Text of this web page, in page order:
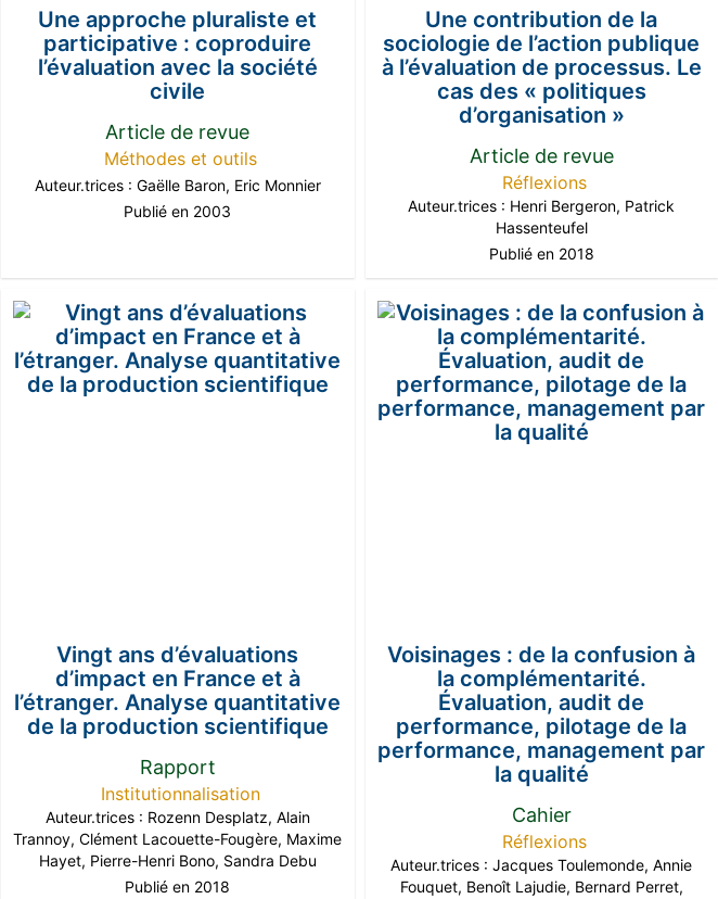
Une approche pluraliste et
participative : coproduire
l’évaluation avec la société
civile
Article de revue
Méthodes et outils
Auteur.trices : Gaëlle Baron, Eric Monnier
Publié en 2003
Une contribution de la
sociologie de l’action publique
à l’évaluation de processus. Le
cas des « politiques
d’organisation »
Article de revue
Réflexions
Auteur.trices : Henri Bergeron, Patrick
Hassenteufel
Publié en 2018
Vingt ans d’évaluations
d’impact en France et à
l’étranger. Analyse quantitative
de la production scientifique
Rapport
Institutionnalisation
Auteur.trices : Rozenn Desplatz, Alain
Trannoy,Clément Lacouette-Fougère, Maxime
Hayet, Pierre-Henri Bono, Sandra Debu
Publié en 2018
Voisinages : de la confusion à
la complémentarité.
Évaluation, audit de
performance, pilotage de la
performance, management par
la qualité
Cahier
Réflexions
Auteur.trices :Jacques Toulemonde,Annie
Fouquet, Benoît Lajudie, Bernard Perret,